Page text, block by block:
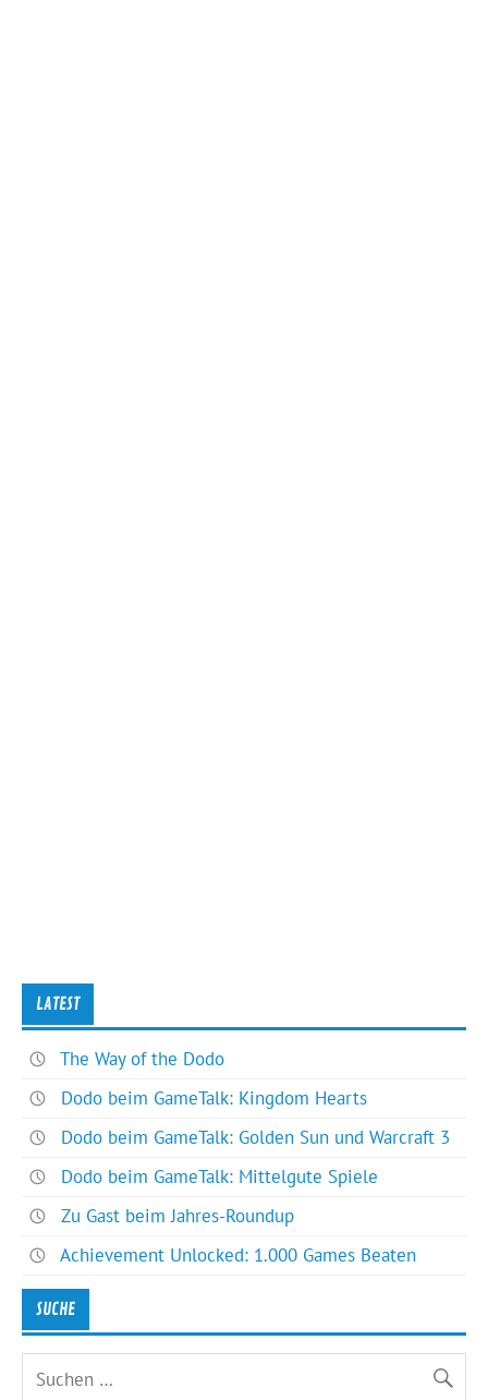
LATEST
The Way of the Dodo
Dodo beim GameTalk: Kingdom Hearts
Dodo beim GameTalk: Golden Sun und Warcraft 3
Dodo beim GameTalk: Mittelgute Spiele
Zu Gast beim Jahres-Roundup
Achievement Unlocked: 1.000 Games Beaten
SUCHE